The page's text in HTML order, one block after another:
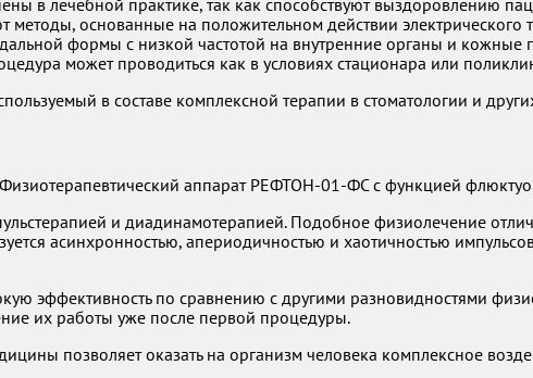
в лечебной практике, так как способствуют выздоровлению
методы, основанные на положительном действии
формы с низкой частотой на внутренние органы и
может проводиться как в условиях стационара или
в составе комплексной терапии в стоматологии и
и диадинамотерапией. Подобное физиолечение
асинхронностью, апериодичностью и хаотичностью
эффективность по сравнению с другими разновидностями
их работы уже после первой процедуры.
позволяет оказать на организм человека комплексное